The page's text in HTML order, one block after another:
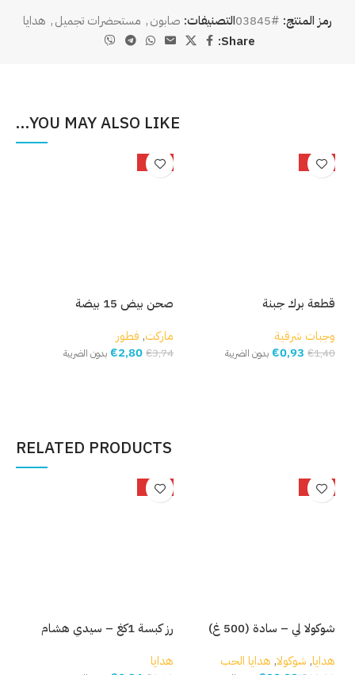
رمز المنتج: #03845 التصنيفات: صابون, مستحضرات تجميل, هدايا
Share:
YOU MAY ALSO LIKE…
-34%
قطعة برك جبنة
وجبات شرقية
€1,40
€0,93 بدون الضريبة
-25%
صحن بيض 15 بيضة
ماركت, فطور
€3,74
€2,80 بدون الضريبة
RELATED PRODUCTS
-12%
شوكولا لي – سادة (500 غ)
هدايا, شوكولا, هدايا الحب
-11%
رز كبسة 1كغ – سيدي هشام
هدايا